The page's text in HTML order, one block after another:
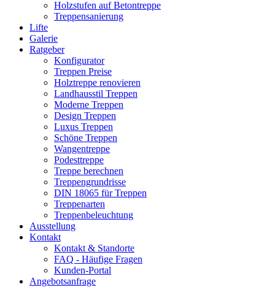
Holzstufen auf Betontreppe
Treppensanierung
Lifte
Galerie
Ratgeber
Konfigurator
Treppen Preise
Holztreppe renovieren
Landhausstil Treppen
Moderne Treppen
Design Treppen
Luxus Treppen
Schöne Treppen
Wangentreppe
Podesttreppe
Treppe berechnen
Treppengrundrisse
DIN 18065 für Treppen
Treppenarten
Treppenbeleuchtung
Ausstellung
Kontakt
Kontakt & Standorte
FAQ - Häufige Fragen
Kunden-Portal
Angebotsanfrage